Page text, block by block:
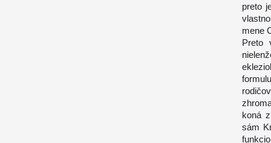
preto
mene
Preto
koná
sám